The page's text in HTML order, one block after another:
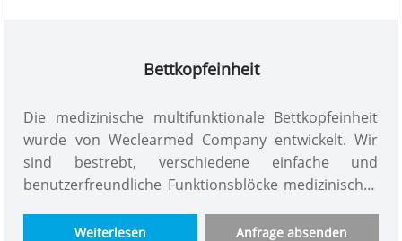
Bettkopfeinheit
Die medizinische multifunktionale Bettkopfeinheit
wurde von Weclearmed Company entwickelt. Wir
sind bestrebt, verschiedene einfache und
benutzerfreundliche Funktionsblöcke medizinischer
entwerfen und für das medizinische Personal ein
Weiterlesen Anfrage absenden